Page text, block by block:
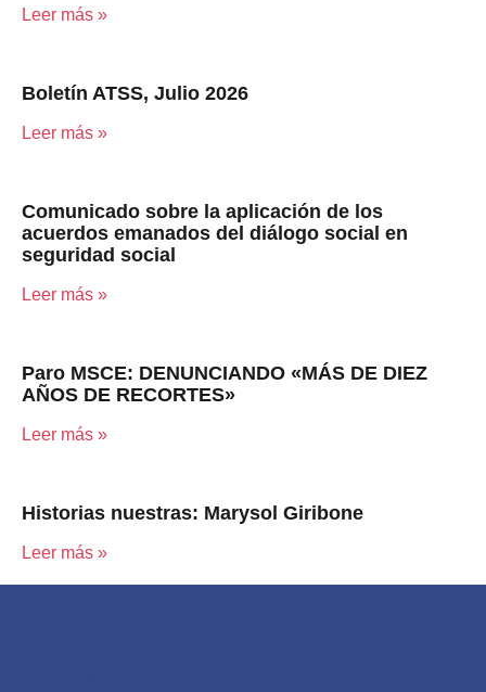
Leer más »
Boletín ATSS, Julio 2026
Leer más »
Comunicado sobre la aplicación de los
acuerdos emanados del diálogo social en
seguridad social
Leer más »
Paro MSCE: DENUNCIANDO «MÁS DE DIEZ
AÑOS DE RECORTES»
Leer más »
Historias nuestras: Marysol Giribone
Leer más »